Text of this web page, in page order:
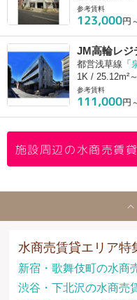
参考賃料
123,000円
JM高輪レジ
都営浅草線「
1K / 25.12m²～
参考賃料
111,000円
施設周辺の水商売賃
水商売賃貸エリア特
新宿・歌舞伎町の水商
渋谷・下北沢の水商売